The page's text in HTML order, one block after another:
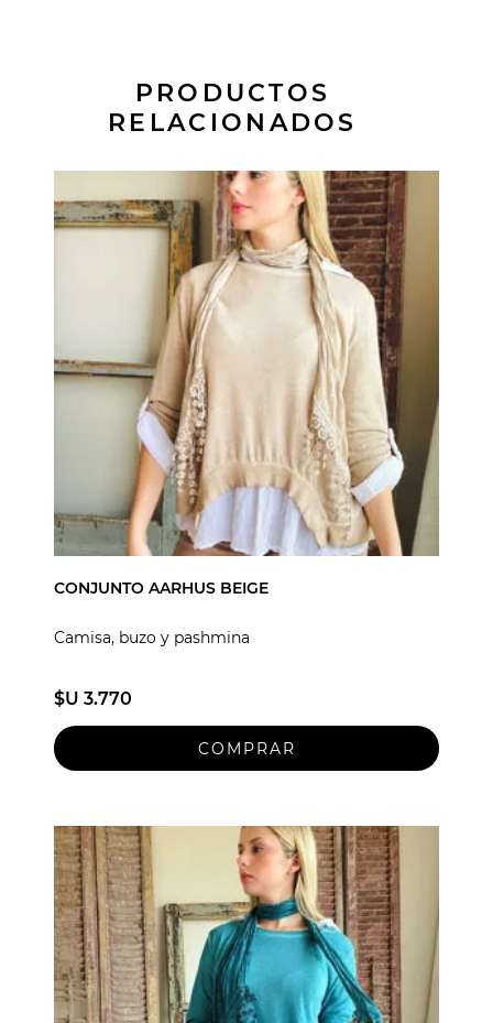
PRODUCTOS
RELACIONADOS
CONJUNTO AARHUS BEIGE
Camisa, buzo y pashmina
$U 3.770